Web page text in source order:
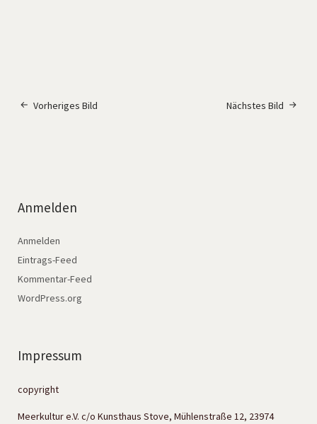
Nächstes Bild
Vorheriges Bild
Anmelden
Anmelden
Eintrags-Feed
Kommentar-Feed
WordPress.org
Impressum
copyright
Meerkultur e.V. c/o Kunsthaus Stove, Mühlenstraße 12, 23974